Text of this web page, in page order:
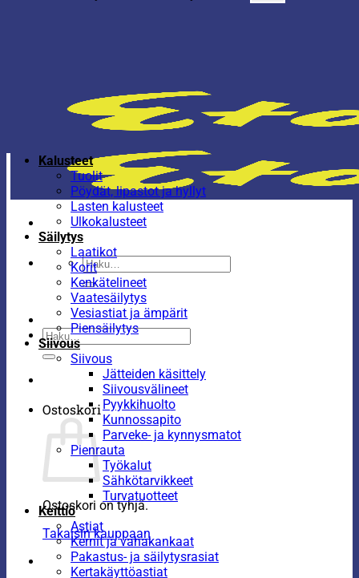
Etsi:
Etsi:
Ostoskori
Ostoskori on tyhjä.
Takaisin kauppaan
Kalusteet
Tuolit
Pöydät, lipastot ja hyllyt
Lasten kalusteet
Ulkokalusteet
Säilytys
Laatikot
Korit
Kenkätelineet
Vaatesäilytys
Vesiastiat ja ämpärit
Piensäilytys
Siivous
Siivous
Jätteiden käsittely
Siivousvälineet
Pyykkihuolto
Kunnossapito
Parveke- ja kynnysmatot
Pienrauta
Työkalut
Sähkötarvikkeet
Turvatuotteet
Keittiö
Astiat
Kernit ja vahakankaat
Pakastus- ja säilytysrasiat
Kertakäyttöastiat